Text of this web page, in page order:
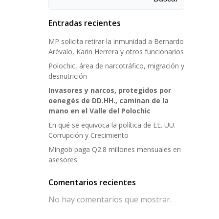
Entradas recientes
MP solicita retirar la inmunidad a Bernardo
Arévalo, Karin Herrera y otros funcionarios
Polochic, área de narcotráfico, migración y
desnutrición
Invasores y narcos, protegidos por
oenegés de DD.HH., caminan de la
mano en el Valle del Polochic
En qué se equivoca la política de EE. UU.
Corrupción y Crecimiento
Mingob paga Q2.8 millones mensuales en
asesores
Comentarios recientes
No hay comentarios que mostrar.